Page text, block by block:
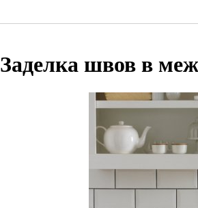
Заделка швов в